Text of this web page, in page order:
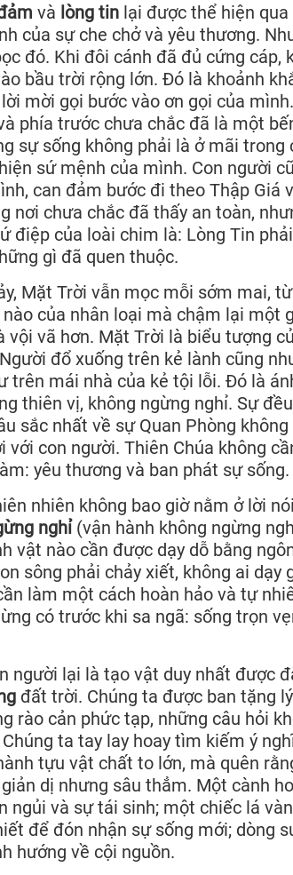
và lòng tin lại được thể hiện
của sự che chở và yêu thương.
đó. Khi đôi cánh đã đủ cứng cáp,
bầu trời rộng lớn. Đó là khoảnh
mời gọi bước vào ơn gọi của
phía trước chưa chắc đã là một
sự sống không phải là ở mãi
sứ mệnh của mình. Con người
can đảm bước đi theo Thập Giá
nơi chưa chắc đã thấy an toàn,
điệp của loài chim là: Lòng Tin
gì đã quen thuộc.
Mặt Trời vẫn mọc mỗi sớm mai,
của nhân loại mà chậm lại một
vội vã hơn. Mặt Trời là biểu tượng
đổ xuống trên kẻ lành cũng
trên mái nhà của kẻ tội lỗi. Đó là
thiên vị, không ngừng nghỉ. Sự
sắc nhất về sự Quan Phòng
với con người. Thiên Chúa không
yêu thương và ban phát sự sống.
nhiên không bao giờ nằm ở lời
nghỉ(vận hành không ngừng
vật nào cần được dạy dỗ bằng
sông phải chảy xiết, không ai
làm một cách hoàn hảo và tự
có trước khi sa ngã: sống trọn
người lại là tạo vật duy nhất được
đất trời. Chúng ta được ban tặng
rào cản phức tạp, những câu hỏi
ta tay lay hoay tìm kiếm ý
tựu vật chất to lớn, mà quên
dị nhưng sâu thẳm. Một cành
ngủi và sự tái sinh; một chiếc lá
để đón nhận sự sống mới; dòng
hướng về cội nguồn.